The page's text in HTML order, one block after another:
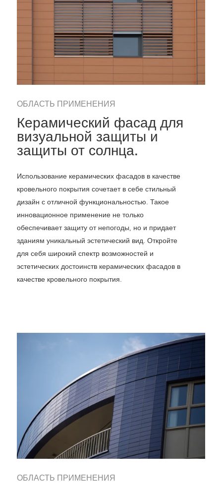
ОБЛАСТЬ ПРИМЕНЕНИЯ
Керамический фасад для
визуальной защиты и
защиты от солнца.
Использование керамических фасадов в качестве
кровельного покрытия сочетает в себе стильный
дизайн с отличной функциональностью. Такое
инновационное применение не только
обеспечивает защиту от непогоды, но и придает
зданиям уникальный эстетический вид. Откройте
для себя широкий спектр возможностей и
эстетических достоинств керамических фасадов в
качестве кровельного покрытия.
ОБЛАСТЬ ПРИМЕНЕНИЯ